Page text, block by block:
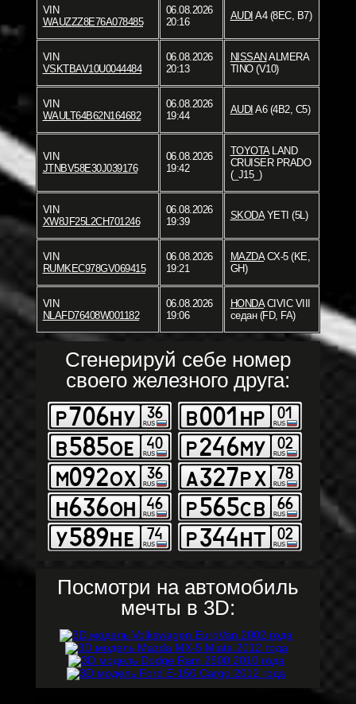
VIN
WAUZZZ8E76A078485
06.08.2026
20:16
AUDI A4 (8EC, B7)
VIN
VSKTBAV10U0044484
06.08.2026
20:13
NISSAN ALMERA
TINO (V10)
VIN
WAULT64B62N164682
06.08.2026
19:44
AUDI A6 (4B2, C5)
VIN
JTNBV58E30J039176
06.08.2026
19:42
TOYOTALAND
CRUISER PRADO
(_J15_)
VIN
XW8JF25L2CH701246
06.08.2026
19:39
SKODAYETI (5L)
VIN
RUMKEC978GV069415
06.08.2026
19:21
MAZDACX-5 (KE,
GH)
VIN
NLAFD76408W001182
06.08.2026
19:06
HONDACIVIC VIII
седан (FD, FA)
Сгенерируй себе номер
своего железного друга:
Посмотри на автомобиль
мечты в 3D: